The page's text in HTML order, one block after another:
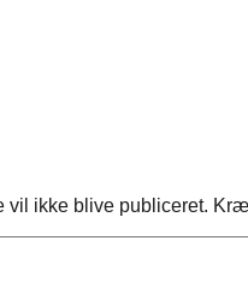
vil ikke blive publiceret.